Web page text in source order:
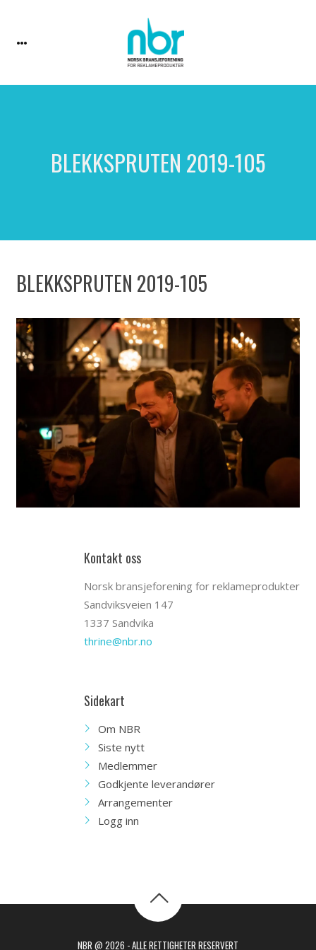
BLEKKSPRUTEN 2019-105
BLEKKSPRUTEN 2019-105
Kontakt oss
Norsk bransjeforening for reklameprodukter
Sandviksveien 147
1337 Sandvika
thrine@nbr.no
Sidekart
Om NBR
Siste nytt
Medlemmer
Godkjente leverandører
Arrangementer
Logg inn
NBR @ 2026 - ALLE RETTIGHETER RESERVERT